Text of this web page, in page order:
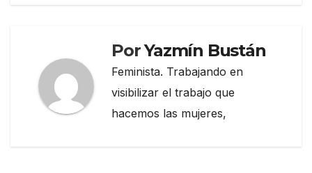
PorYazmín Bustán
Feminista. Trabajando en
visibilizar el trabajo que
hacemos las mujeres,